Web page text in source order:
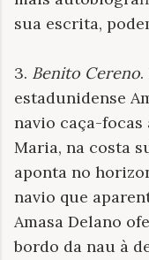
sua escrita,
3. Benito Cereno.
estadunidense
navio caça-focas
Maria, na costa
aponta no
navio que
Amasa Delano
bordo da nau à